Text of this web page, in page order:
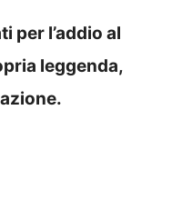
per l’addio al
leggenda,